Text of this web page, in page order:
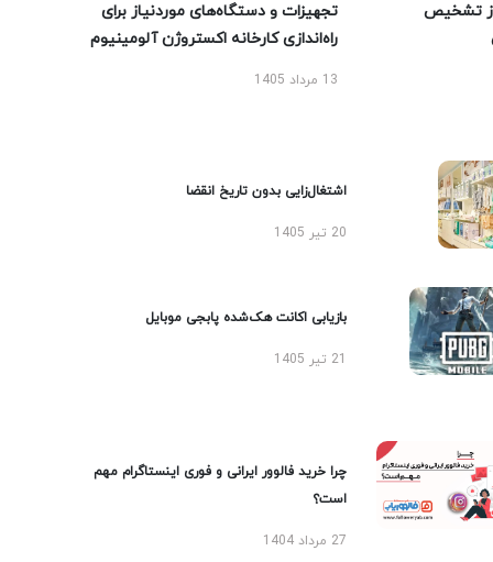
تشخیص
تجهیزات و دستگاه‌های موردنیاز برای
راه‌اندازی کارخانه اکستروژن آلومینیوم
13 مرداد 1405
اشتغال‌زایی بدون تاریخ انقضا
20 تیر 1405
بازیابی اکانت هک‌شده پابجی موبایل
چرا خرید فالوور ایرانی و فوری اینستاگرام مهم
است؟
27 مرداد 1404